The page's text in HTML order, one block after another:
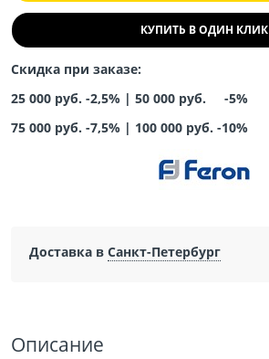
КУПИТЬ В ОДИН КЛИК
Скидка при заказе:
25 000 руб. -2,5% | 50 000 руб. -5%
75 000 руб. -7,5% | 100 000 руб. -10%
Доставка в Санкт-Петербург
Описание